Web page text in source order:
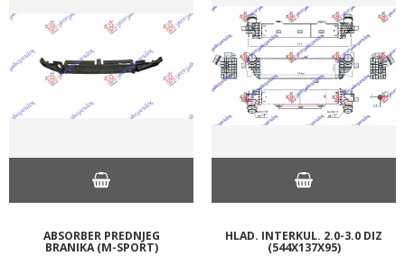
ABSORBER PREDNJEG
BRANIKA (M-SPORT)
HLAD. INTERKUL. 2.0-3.0 DIZ
(544X137X95)